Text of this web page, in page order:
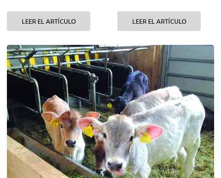
LEER EL ARTÍCULO LEER EL ARTÍCULO